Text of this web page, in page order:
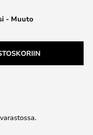
- Muuto